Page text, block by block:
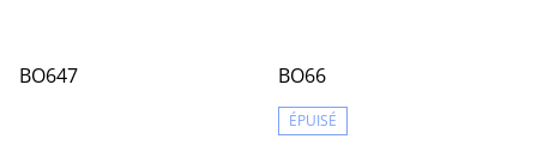
BO647 BO66
ÉPUISÉ